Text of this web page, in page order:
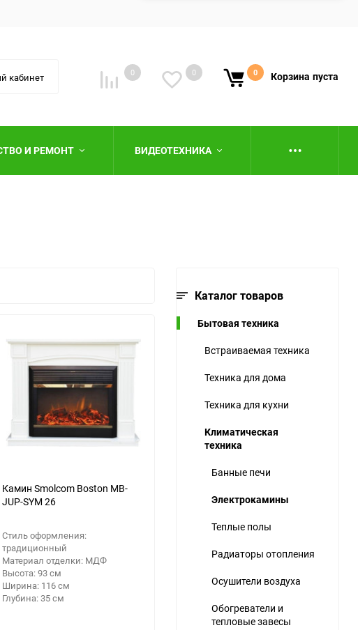
кабинет 0 0 0 Корзина пуста
И РЕМОНТ ВИДЕОТЕХНИКА
Камин Smolcom Boston MB-
JUP-SYM 26
Стиль оформления:
традиционный
Материал отделки: МДФ
Высота: 93 см
Ширина: 116 см
Глубина: 35 см
Каталог товаров
Бытовая техника
Встраиваемая техника
Техника для дома
Техника для кухни
Климатическая
техника
Банные печи
Электрокамины
Теплые полы
Радиаторы отопления
Осушители воздуха
Обогреватели и
тепловые завесы